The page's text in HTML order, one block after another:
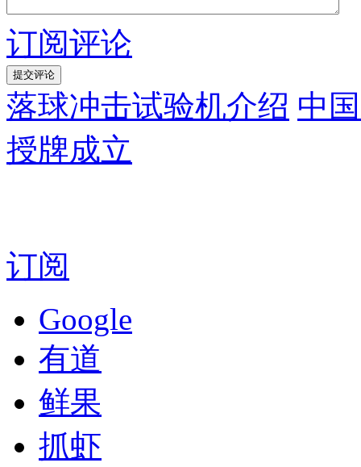
订阅评论
落球冲击试验机介绍 中
授牌成立
订阅
Google
有道
鲜果
抓虾